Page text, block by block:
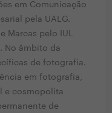
em Comunicação
pela UALG.
Marcas pelo IUL
No âmbito da
de fotografia.
em fotografia,
e cosmopolita
de